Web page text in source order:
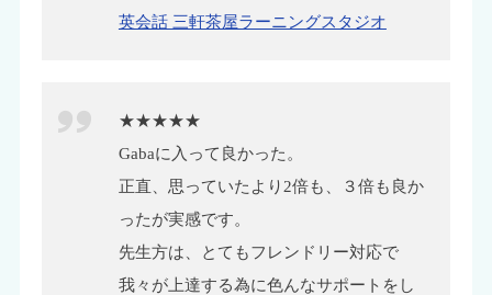
英会話 三軒茶屋ラーニングスタジオ
★★★★★
Gabaに入って良かった。
正直、思っていたより2倍も、３倍も良か
ったが実感です。
先生方は、とてもフレンドリー対応で
我々が上達する為に色んなサポートをし